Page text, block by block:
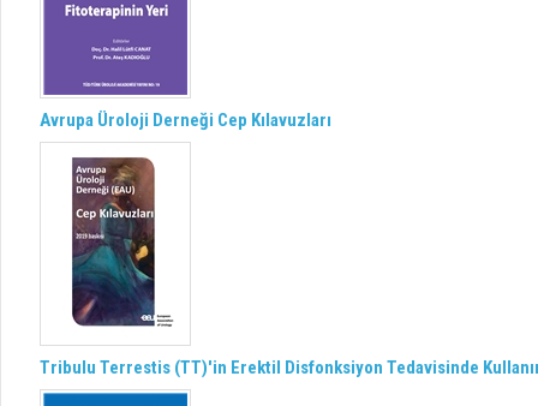
Avrupa Üroloji Derneği Cep Kılavuzları
Tribulu Terrestis (TT)'in Erektil Disfonksiyon Tedavisinde